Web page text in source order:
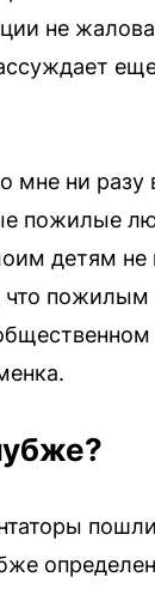
не
мне ни разу
пожилые
детям не
пожилым